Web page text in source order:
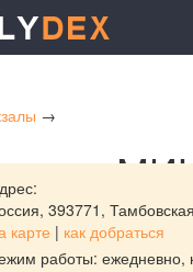
→
393771,
карте | как добраться
работы: ежедневно,